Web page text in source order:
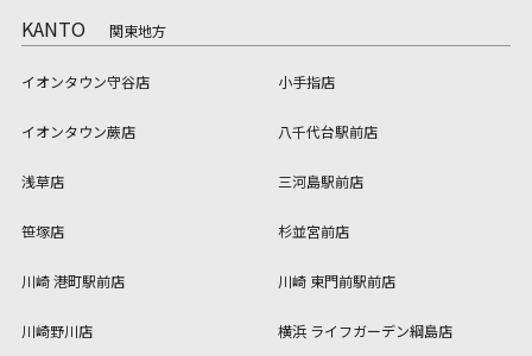
KANTO 関東地方
イオンタウン守谷店 小手指店
イオンタウン蕨店 八千代台駅前店
浅草店 三河島駅前店
笹塚店 杉並宮前店
川崎 港町駅前店 川崎 東門前駅前店
川崎野川店 横浜 ライフガーデン綱島店